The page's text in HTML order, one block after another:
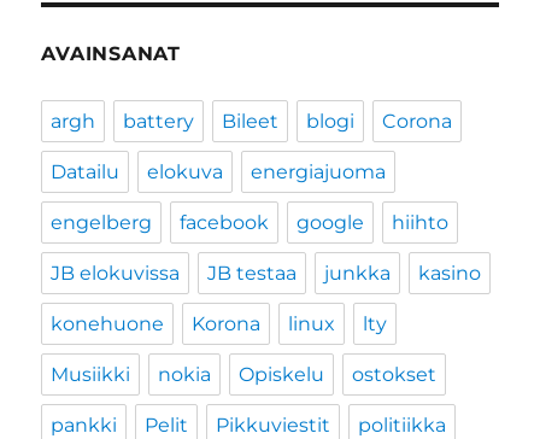
AVAINSANAT
argh battery Bileet blogi Corona
Datailu elokuva energiajuoma
engelberg facebook google hiihto
JB elokuvissa JB testaa junkka kasino
konehuone Korona linux lty
Musiikki nokia Opiskelu ostokset
pankki Pelit Pikkuviestit politiikka